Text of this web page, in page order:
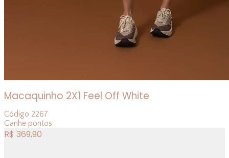
Macaquinho 2X1 Feel Off White
Código 2267
Ganhe pontos
R$ 369,90